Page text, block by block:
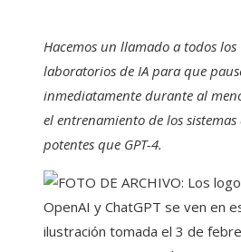
Hacemos un llamado a todos los
laboratorios de IA para que
inmediatamente durante al
el entrenamiento de los sistemas
potentes que GPT-4.